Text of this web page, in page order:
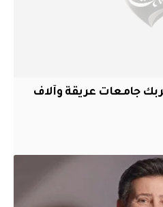
جامعات عريقة وآلاف